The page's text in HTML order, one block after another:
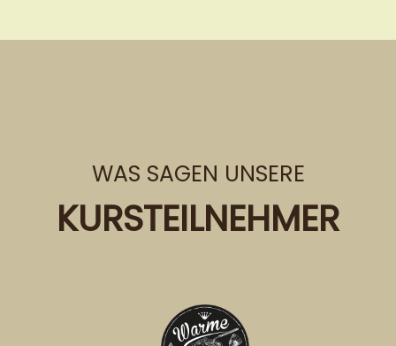
WAS SAGEN UNSERE
KURSTEILNEHMER